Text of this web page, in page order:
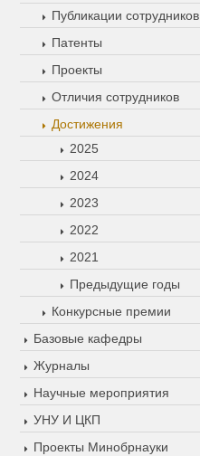
Публикации сотрудников
Патенты
Проекты
Отличия сотрудников
Достижения
2025
2024
2023
2022
2021
Предыдущие годы
Конкурсные премии
Базовые кафедры
Журналы
Научные мероприятия
УНУ И ЦКП
Проекты Минобрнауки